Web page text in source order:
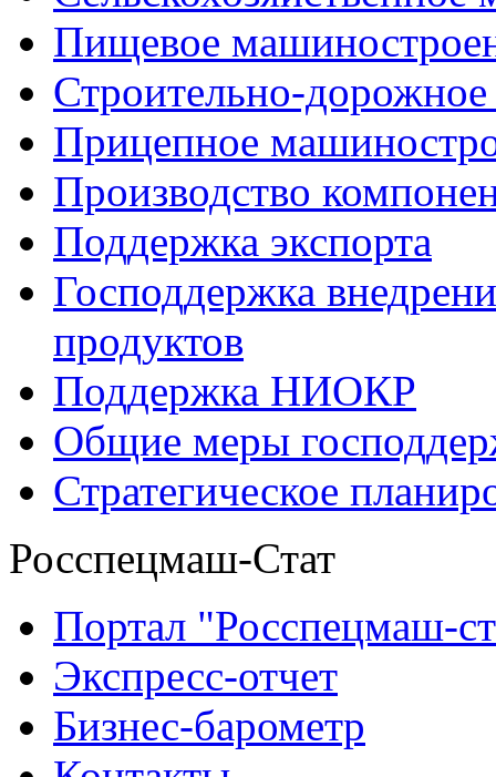
Пищевое
Строительно-
Прицепное
Производство
Поддержка экспорта
Господдержка
продуктов
Поддержка НИОКР
Общие меры
Стратегическое
Росспецмаш-Стат
Портал "Росспецмаш-
Экспресс-отчет
Бизнес-барометр